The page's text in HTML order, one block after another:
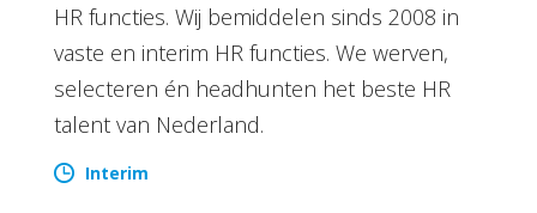
HR functies. Wij bemiddelen sinds 2008 in
vaste en interim HR functies. We werven,
selecteren én headhunten het beste HR
talent van Nederland.
Interim